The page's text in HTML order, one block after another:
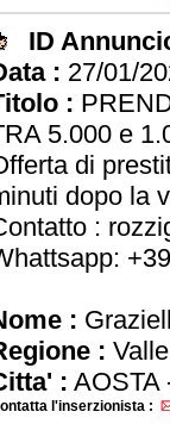
ID
: 27/01/
:
5.000 e
di
dopo la
:
:
:
:
l'inserzionista :